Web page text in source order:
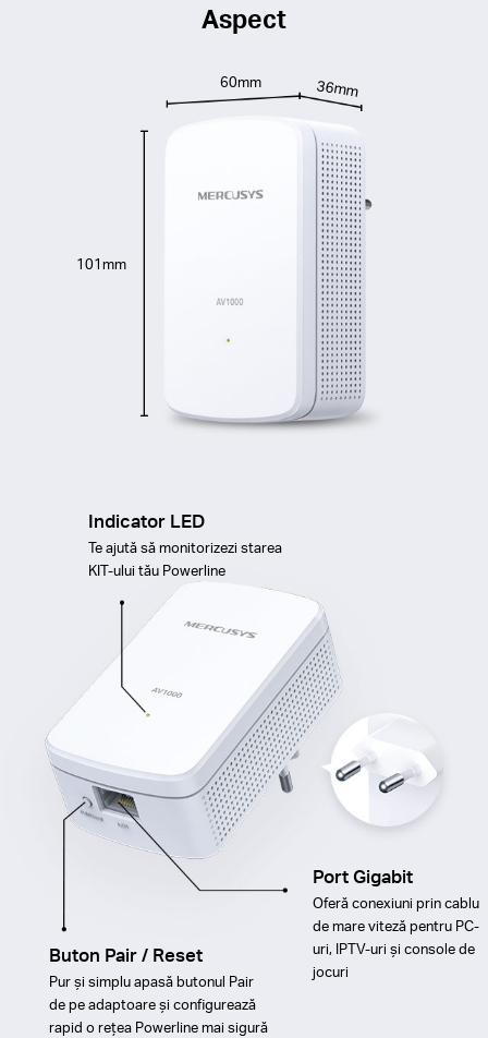
101mm
60mm 36mm
Indicator LED
Te ajută să monitorizezi starea
KIT-ului tău Powerline
Buton Pair / Reset
Pur și simplu apasă butonul Pair
de pe adaptoare și configurează
rapid o rețea Powerline mai sigură
Port Gigabit
Oferă conexiuni prin cablu
de mare viteză pentru PC-
uri, IPTV-uri și console de
jocuri
Aspect